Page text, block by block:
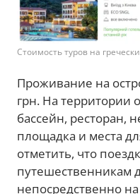
Стоимость туров на
Проживание на
грн. На территории
бассейн, ресторан,
площадка и места
отметить, что
путешественникам
непосредственно